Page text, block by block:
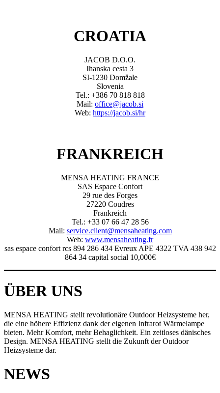
CROATIA
JACOB D.O.O.
Ihanska cesta 3
SI-1230 Domžale
Slovenia
Tel.: +386 70 818 818
Mail: office@jacob.si
Web: https://jacob.si/hr
FRANKREICH
MENSA HEATING FRANCE
SAS Espace Confort
29 rue des Forges
27220 Coudres
Frankreich
Tel.: +33 07 66 47 28 56
Mail: service.client@mensaheating.com
Web: www.mensaheating.fr
sas espace confort rcs 894 286 434 Evreux APE 4322 TVA 438 942
864 34 capital social 10,000€
ÜBER UNS
MENSA HEATING stellt revolutionäre Outdoor Heizsysteme her,
die eine höhere Effizienz dank der eigenen Infrarot Wärmelampe
bieten. Mehr Komfort, mehr Behaglichkeit. Ein zeitloses dänisches
Design. MENSA HEATING stellt die Zukunft der Outdoor
Heizsysteme dar.
NEWS